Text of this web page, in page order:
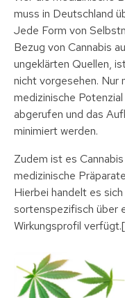
muss in Deutschland
Jede Form von
Bezug von Cannabis
ungeklärten Quellen,
nicht vorgesehen. Nur
medizinische
abgerufen und das
minimiert werden.
Zudem ist es
medizinische
Hierbei handelt es
sortenspezifisch über
Wirkungsprofil